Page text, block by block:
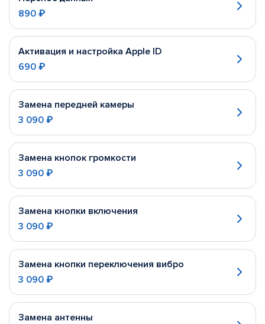
890 ₽
Активация и настройка Apple ID
690 ₽
Замена передней камеры
3 090 ₽
Замена кнопок громкости
3 090 ₽
Замена кнопки включения
3 090 ₽
Замена кнопки переключения вибро
3 090 ₽
Замена антенны